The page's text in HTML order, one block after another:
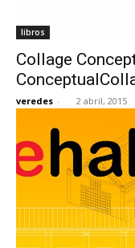
libros
Collage
veredes - 2 abril, 2015